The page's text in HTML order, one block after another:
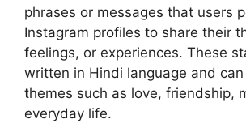
phrases or messages that users
Instagram profiles to share their
feelings, or experiences. These
written in Hindi language and
themes such as love, friendship,
everyday life.